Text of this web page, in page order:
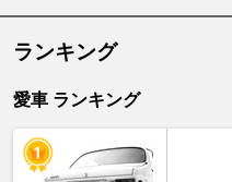
ランキング
愛車 ランキング